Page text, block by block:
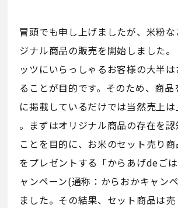
冒頭でも申し上げましたが、米粉な
ジナル商品の販売を開始しました
ッツにいらっしゃるお客様の大半
ることが目的です。そのため、商品
に掲載しているだけでは当然売上
。まずはオリジナル商品の存在を認
ことを目的に、お米のセット売り
をプレゼントする「からあげdeご
ャンペーン(通称：からおかキャン
ました。その結果、セット商品は売